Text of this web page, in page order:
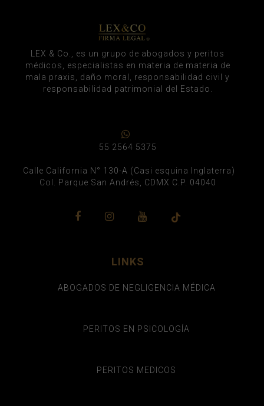
LEX & Co., es un grupo de abogados y peritos
médicos, especialistas en materia de materia de
mala praxis, daño moral, responsabilidad civil y
responsabilidad patrimonial del Estado.
55 2564 5375
Calle California N° 130-A (Casi esquina Inglaterra)
Col. Parque San Andrés, CDMX C.P. 04040
LINKS
ABOGADOS DE NEGLIGENCIA MÉDICA
PERITOS EN PSICOLOGÍA
PERITOS MEDICOS